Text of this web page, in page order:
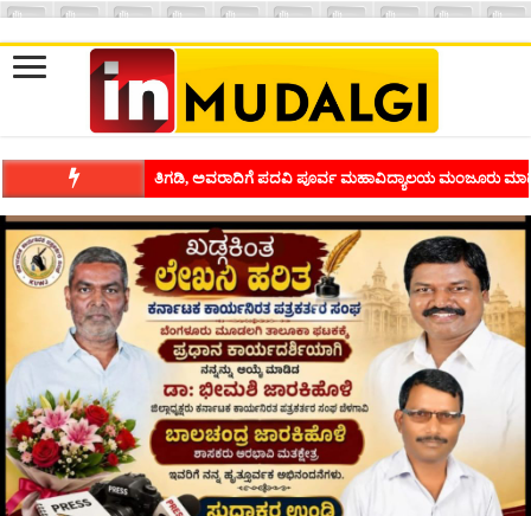
ತಿಗಡಿ, ಅವರಾದಿಗೆ ಪದವಿ ಪೂರ್ವ ಮಹಾವಿದ್ಯಾಲಯ ಮಂಜೂರು